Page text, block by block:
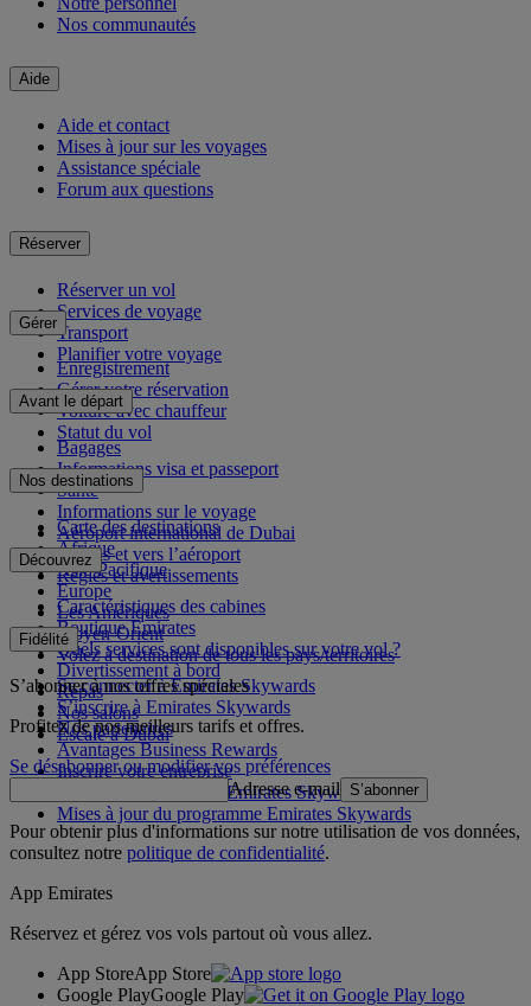
Nos communautés
Aide
Aide et contact
Mises à jour sur les voyages
Assistance spéciale
Forum aux questions
Réserver
Réserver un vol
Services de voyage
Transport
Planifier votre voyage
Gérer
Enregistrement
Gérer votre réservation
Voiture avec chauffeur
Statut du vol
Avant le départ
Bagages
Informations visa et passeport
Santé
Informations sur le voyage
Aéroport international de Dubai
Depuis et vers l’aéroport
Règles et avertissements
Nos destinations
Carte des destinations
Afrique
Asie-Pacifique
Europe
Les Amériques
Moyen-Orient
Volez à destination de tous les pays/territoires
Découvrez
Caractéristiques des cabines
Boutique Emirates
Quels services sont disponibles sur votre vol ?
Divertissement à bord
Repas
Nos salons
Escale à Dubai
Fidélité
Se connecter à Emirates Skywards
S’inscrire à Emirates Skywards
Nos partenaires
Avantages Business Rewards
Inscrire votre entreprise
Règles du programme Emirates Skywards
Mises à jour du programme Emirates Skywards
S’abonner à nos offres spéciales
Profitez de nos meilleurs tarifs et offres.
Se désabonner ou modifier vos préférences
Adresse e-mail S’abonner
Pour obtenir plus d'informations sur notre utilisation de vos données,
consultez notre politique de confidentialité.
App Emirates
Réservez et gérez vos vols partout où vous allez.
App StoreApp Store
Google PlayGoogle Play